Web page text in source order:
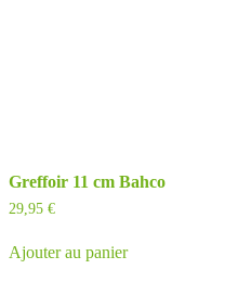
Greffoir 11 cm Bahco
29,95 €
Ajouter au panier